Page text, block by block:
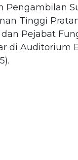
Pengambilan
Tinggi
Pejabat
di Auditorium